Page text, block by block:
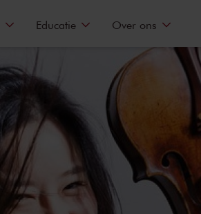
Educatie Over ons